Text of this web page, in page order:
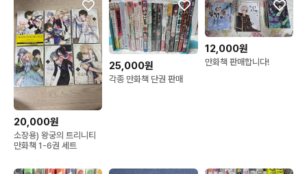
20,000원
소장용) 왕궁의 트리니티
만화책 1-6권 세트
25,000원
각종 만화책 단권 판매
12,000원
만화책 판매합니다!